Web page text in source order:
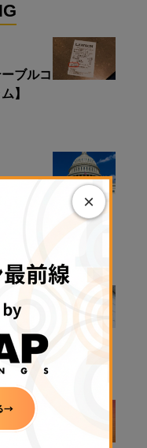
ブルコ
】
議入り
程公
テーブ
×